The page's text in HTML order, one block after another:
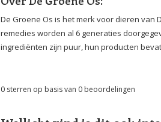
De Groene Os is het merk voor dieren van
remedies worden al 6 generaties
ingrediënten zijn puur, hun producten
0 sterren op basis van 0 beoordelingen